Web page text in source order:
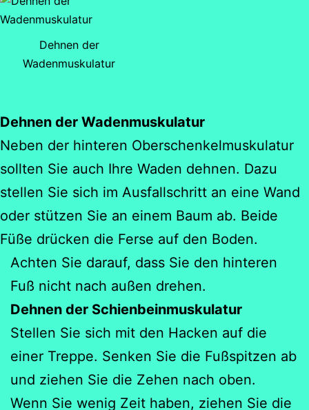
Dehnen der
Wadenmuskulatur
Dehnen der Wadenmuskulatur
Neben der hinteren Oberschenkelmuskulatur
sollten Sie auch Ihre Waden dehnen. Dazu
stellen Sie sich im Ausfallschritt an eine Wand
oder stützen Sie an einem Baum ab. Beide
Füße drücken die Ferse auf den Boden.
Achten Sie darauf, dass Sie den hinteren
Fuß nicht nach außen drehen.
Dehnen der Schienbeinmuskulatur
Stellen Sie sich mit den Hacken auf die
einer Treppe. Senken Sie die Fußspitzen ab
und ziehen Sie die Zehen nach oben.
Wenn Sie wenig Zeit haben, ziehen Sie die